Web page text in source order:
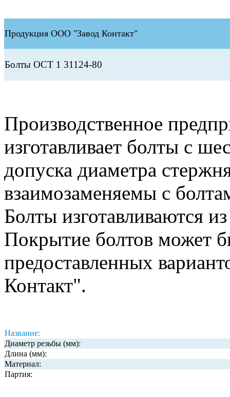
Продукция ООО "Завод Контакт"
Болты ОСТ 1 31124-80
Производственное
изготавливает болты с
допуска диаметра
взаимозаменяемы с
Болты изготавливаются
Покрытие болтов может
предоставленных
Контакт".
Название:
Диаметр резьбы (мм):
Длина (мм):
Материал:
Партия: